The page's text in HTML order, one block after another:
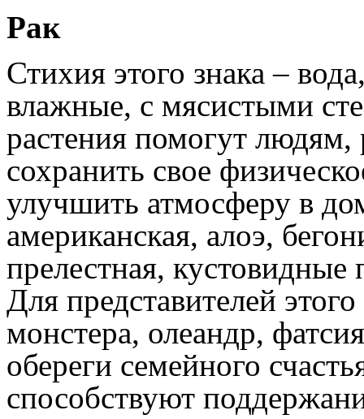
Рак
Стихия этого знака –
влажные, с мясистыми
растения помогут
сохранить свое
улучшить атмосферу в
американская, алоэ,
прелестная,
Для представителей
монстера, олеандр,
обереги семейного
способствуют